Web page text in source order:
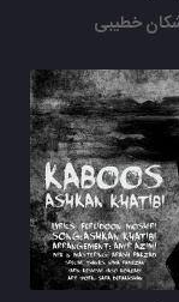
خطیبی